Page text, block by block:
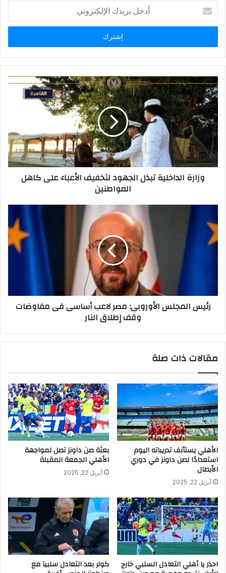
أدخل
بريدك
الإلكتروني
وزارة الداخلية تبذل الجهود لتخفيف الأعباء على كاهل
المواطنين
رئيس المجلس الأوروبى: مصر لاعب أساسى فى مفاوضات
وقف إطلاق النار
مقالات ذات صلة
الأهلي يستأنف تدريباته اليوم
استعدادًا لصن داونز في دوري
الأبطال
أبريل 22, 2025
بعثة صن داونز تصل لمواجهة
الأهلي الجمعة المقبلة
أبريل 22, 2025
احذر يا أهلي التعادل السلبي خارج كولر بعد التعادل سلبيآ مع